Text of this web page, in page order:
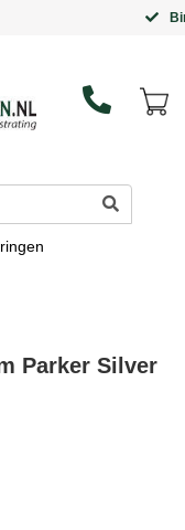
Parker Silver